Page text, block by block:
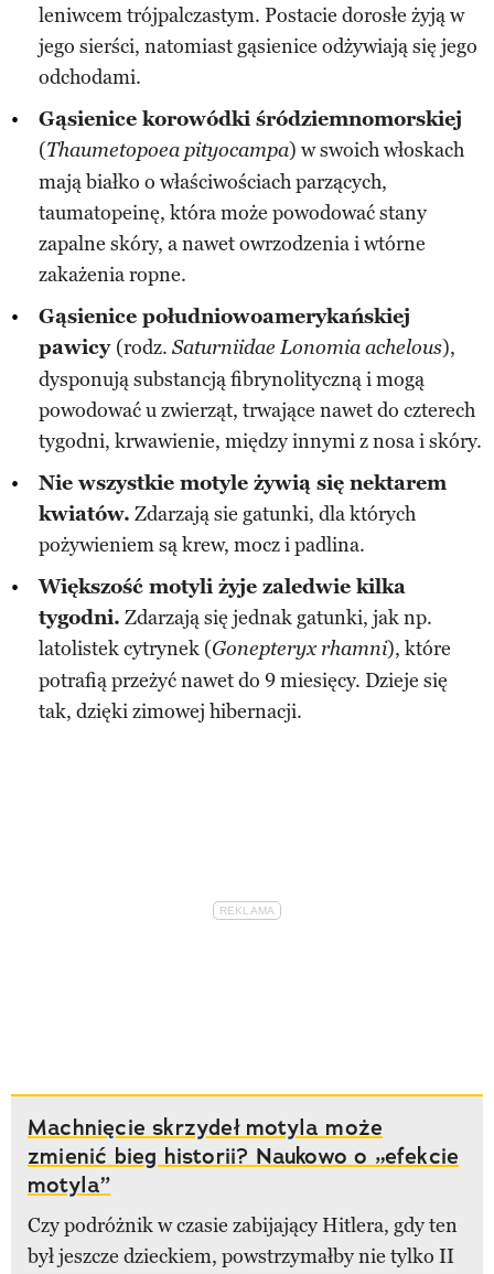
leniwcem trójpalczastym. Postacie dorosłe żyją w
jego sierści, natomiast gąsienice odżywiają się jego
odchodami.
Gąsienice korowódki śródziemnomorskiej
(Thaumetopoea pityocampa) w swoich włoskach
mają białko o właściwościach parzących,
taumatopeinę, która może powodować stany
zapalne skóry, a nawet owrzodzenia i wtórne
zakażenia ropne.
Gąsienice południowoamerykańskiej
pawicy (rodz. Saturniidae Lonomia achelous),
dysponują substancją fibrynolityczną i mogą
powodować u zwierząt, trwające nawet do czterech
tygodni, krwawienie, między innymi z nosa i skóry.
Nie wszystkie motyle żywią się nektarem
kwiatów. Zdarzają sie gatunki, dla których
pożywieniem są krew, mocz i padlina.
Większość motyli żyje zaledwie kilka
tygodni. Zdarzają się jednak gatunki, jak np.
latolistek cytrynek (Gonepteryx rhamni), które
potrafią przeżyć nawet do 9 miesięcy. Dzieje się
tak, dzięki zimowej hibernacji.
Machnięcie skrzydeł motyla może
zmienić bieg historii? Naukowo o „efekcie
motyla”
Czy podróżnik w czasie zabijający Hitlera, gdy ten
był jeszcze dzieckiem, powstrzymałby nie tylko II